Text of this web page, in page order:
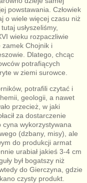
powstawania. Człowiek
o wiele więcej czasu niż
usłyszeliśmy,
wieku rozpaczliwie
zamek Chojnik i
Dlatego, chcąc
potrafiących
w ziemi surowce.
potrafili czytać i
geologii, a nawet
przecież, w jaki
za dostarczenie
cyna wykorzystywana
(dzbany, misy), ale
do produkcji armat
urabiał jakieś 3-4 cm
był bogatszy niż
do Gierczyna, gdzie
czysty produkt.